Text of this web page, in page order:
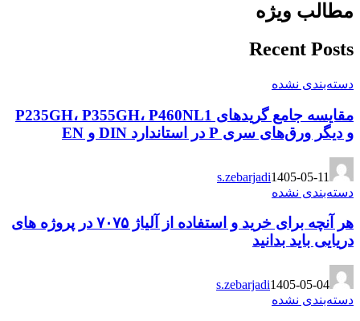
مطالب ویژه
Recent Posts
دسته‌بندی نشده
مقایسه جامع گریدهای P235GH، P355GH، P460NL1
و دیگر ورق‌های سری P در استاندارد DIN و EN
s.zebarjadi1405-05-11
دسته‌بندی نشده
هر آنچه برای خرید و استفاده از آلیاژ ۷۰۷۵ در پروژه های
دریایی باید بدانید
s.zebarjadi1405-05-04
دسته‌بندی نشده